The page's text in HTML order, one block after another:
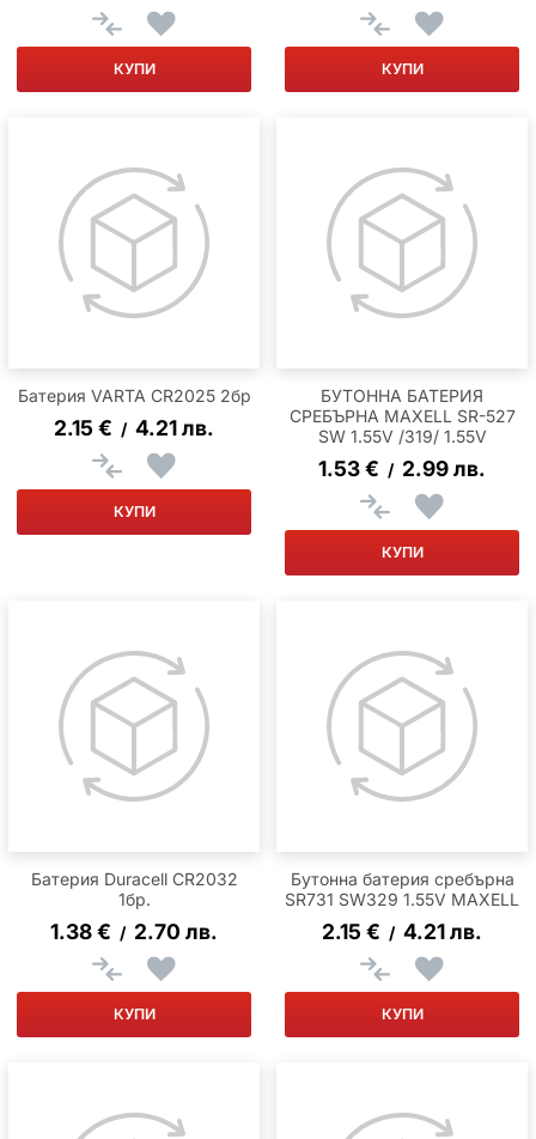
КУПИ КУПИ
Батерия VARTA CR2025 2бр
2.15 € / 4.21лв.
КУПИ
БУТОННА БАТЕРИЯ
СРЕБЪРНА MAXELL SR-527
SW 1.55V /319/ 1.55V
1.53€ / 2.99лв.
КУПИ
Батерия Duracell CR2032
1бр.
1.38€ / 2.70 лв.
КУПИ
Бутонна батерия сребърна
SR731 SW329 1.55V MAXELL
2.15 € / 4.21лв.
КУПИ